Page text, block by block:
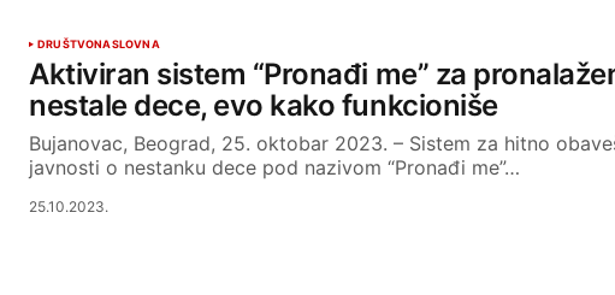
DRUŠTVONASLOVNA
Aktiviran sistem “Pronađi me” za
nestale dece, evo kako funkcioniše
Bujanovac, Beograd, 25. oktobar 2023. – Sistem za hitno
javnosti o nestanku dece pod nazivom “Pronađi me”…
25.10.2023.